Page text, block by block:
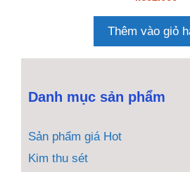
à
Thêm vào giỏ
Danh mục sản phẩm
Sản phẩm giá Hot
Kim thu sét